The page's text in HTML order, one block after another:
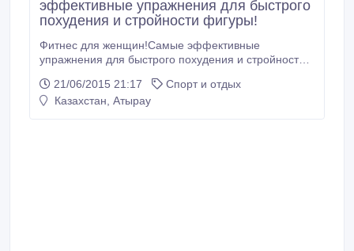
эффективные упражнения для быстрого
похудения и стройности фигуры!
Фитнес для женщин!Самые эффективные
упражнения для быстрого похудения и стройности
результат!!! Самое главное-это поверить в себя!
Находимся по адресу: спорткомплекс "Мунайшы"
21/06/2015 21:17
Спорт и отдых
Казахстан, Атырау